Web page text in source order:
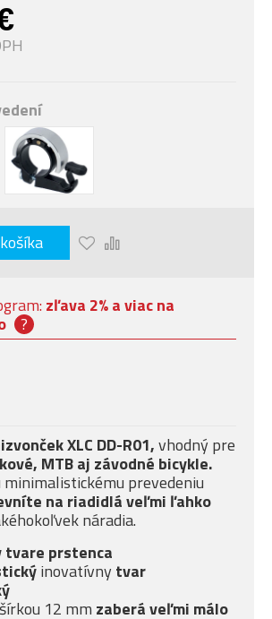
zľava 2% a viac na
?
XLC DD-R01,vhodný pre
MTB aj závodné bicykle.
minimalistickému prevedeniu
na riadidlá veľmi ľahko
náradia.
tvare prstenca
inovatívny tvar
12 mm zaberá veľmi málo